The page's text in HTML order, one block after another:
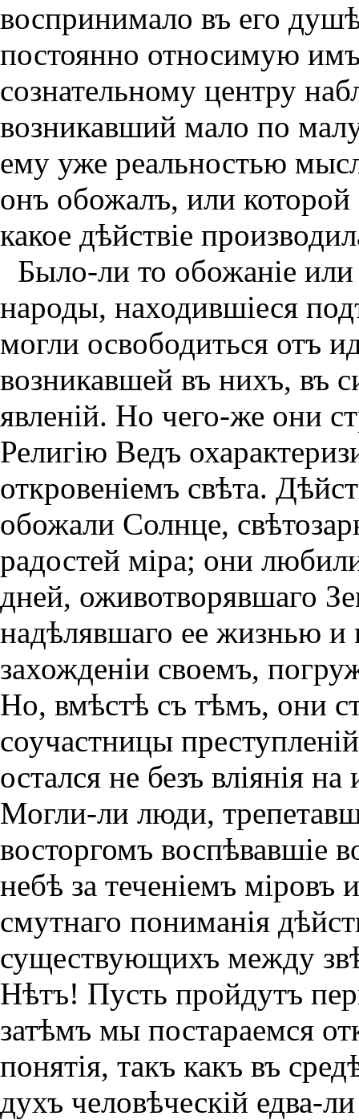
воспринимало въ его
постоянно относимую
сознательному центру
возникавший мало по
ему уже реальностью
онъ обожалъ, или
какое дѣйствiе
Было-ли то обожанiе
народы, находившiеся
могли освободиться отъ
возникавшей въ нихъ, въ
явленiй. Но чего-же они
Религiю Ведъ
откровенiемъ свѣта.
обожали Солнце,
радостей мiра; они
дней, оживотворявшаго
надѣлявшаго ее жизнью
захожденiи своемъ,
Но, вмѣстѣ съ тѣмъ, они
соучастницы
остался не безъ влiянiя
Могли-ли люди,
восторгомъ воспѣвавшiе
небѣ за теченiемъ мiровъ
смутнаго пониманiя
существующихъ между
Нѣтъ! Пусть пройдутъ
затѣмъ мы постараемся
понятiя, такъ какъ въ
духъ человѣческiй едва-